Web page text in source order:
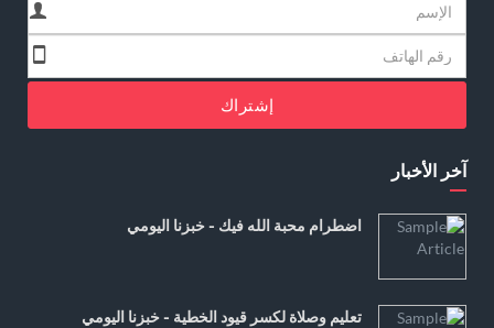
إشتراك
آخر الأخبار
اضطرام محبة الله فيك - خبزنا اليومي
تعليم وصلاة لكسر قيود الخطية - خبزنا اليومي